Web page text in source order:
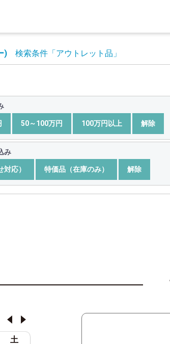
) 検索条件 「アウトレット品」
50～100万円 100万円以上 解除
み
応） 特価品（在庫のみ） 解除
土